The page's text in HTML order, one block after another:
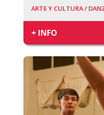
ARTE Y CULTURA /
+ INFO